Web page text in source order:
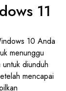
11
10 Anda
menunggu
diunduh
mencapai